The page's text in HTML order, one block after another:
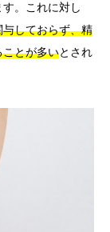
。これに対し
しておらず、精
ことが多いとされ